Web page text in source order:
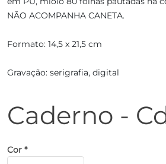
NÃO ACOMPANHA CANETA.
Formato: 14,5 x 21,5 cm
Gravação: serigrafia, digital
Caderno -
Cor *